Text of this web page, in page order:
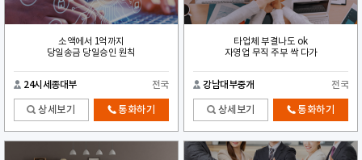
소액에서 1억까지
당일송금 당일승인 원칙
24시세종대부 전국
상세보기 통화하기
타업체 부결나도 ok
자영업 무직 주부 싹 다가
강남대부중개 전국
상세보기 통화하기